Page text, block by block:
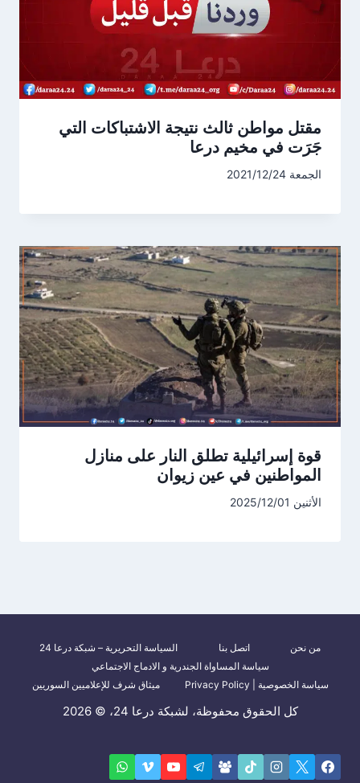
مقتل مواطن ثالث نتيجة الاشتباكات التي
جَرَت في مخيم درعا
الجمعة 2021/12/24
قوة إسرائيلية تطلق النار على منازل
المواطنين في عين زيوان
الأثنين 2025/12/01
من نحن اتصل بنا
السياسة التحريرية – شبكة درعا 24
سياسة المساواة الجندرية و الادماج الاجتماعي
سياسة الخصوصية | Privacy Policy
ميثاق شرف للإعلاميين السوريين
كل الحقوق محفوظة، لشبكة درعا 24، © 2026